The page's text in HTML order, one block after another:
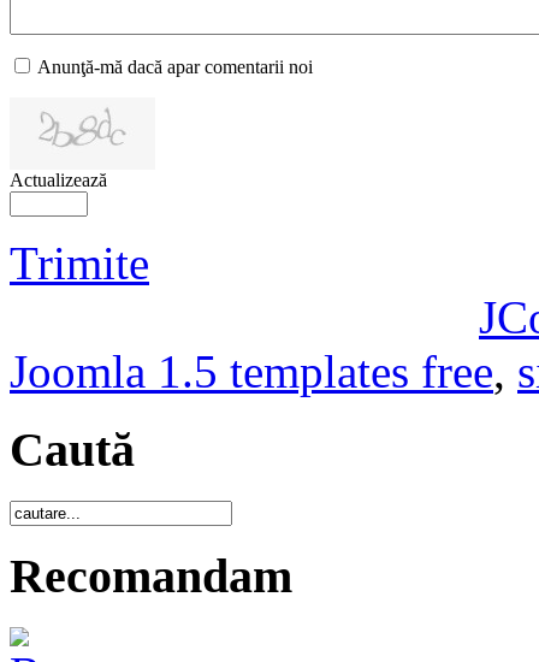
Anunţă-mă dacă apar comentarii noi
Actualizează
Trimite
Joomla 1.5 templates free,
Caută
Recomandam